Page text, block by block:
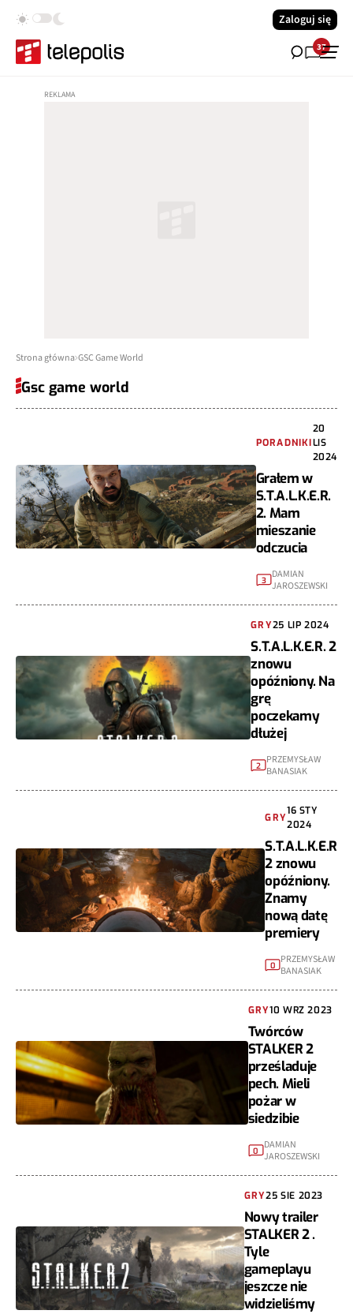
Zaloguj się
37
Strona główna GSC Game World
Gsc game world
PORADNIKI
20
LIS
2024
Grałem w
S.T.A.L.K.E.R.
2. Mam
mieszanie
odczucia
3 DAMIAN
JAROSZEWSKI
GRY25 LIP 2024
S.T.A.L.K.E.R. 2
znowu
opóźniony. Na
grę
poczekamy
dłużej
2
PRZEMYSŁAW
BANASIAK
GRY
16 STY
2024
S.T.A.L.K.E.R
2 znowu
opóźniony.
Znamy
nową datę
premiery
0
PRZEMYSŁAW
BANASIAK
GRY10 WRZ 2023
Twórców
STALKER 2
prześladuje
pech. Mieli
pożar w
siedzibie
0 DAMIAN
JAROSZEWSKI
GRY25 SIE 2023
Nowy trailer
STALKER 2 .
Tyle
gameplayu
jeszcze nie
widzieliśmy